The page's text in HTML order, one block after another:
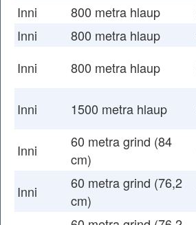
Inni
800 metra hlaup
Inni
800 metra hlaup
Inni
800 metra hlaup
Inni 1500 metra hlaup
Inni
60 metra grind (84
cm)
Inni
60 metra grind (76,2
cm)